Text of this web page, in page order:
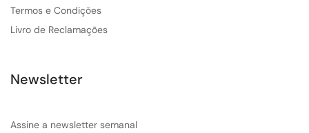
Termos e Condições
Livro de Reclamações
Newsletter
Assine a newsletter semanal